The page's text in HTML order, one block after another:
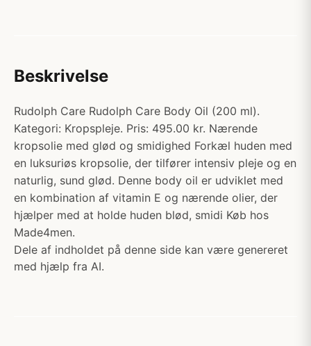
Beskrivelse
Rudolph Care Rudolph Care Body Oil (200 ml).
Kategori: Kropspleje. Pris: 495.00 kr. Nærende
kropsolie med glød og smidighed Forkæl huden med
en luksuriøs kropsolie, der tilfører intensiv pleje og en
naturlig, sund glød. Denne body oil er udviklet med
en kombination af vitamin E og nærende olier, der
hjælper med at holde huden blød, smidi Køb hos
Made4men.
Dele af indholdet på denne side kan være genereret
med hjælp fra AI.